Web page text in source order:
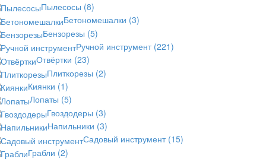
Пылесосы (8)
Бетономешалки (3)
Бензорезы (5)
Ручной инструмент (221)
Отвёртки (23)
Плиткорезы (2)
Киянки (1)
Лопаты (5)
Гвоздодеры (3)
Напильники (3)
Садовый инструмент (15)
Грабли (2)